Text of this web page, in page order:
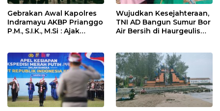
Gebrakan Awal Kapolres
Indramayu AKBP Prianggo
P.M., S.I.K., M.Si : Ajak
Wujudkan Kesejahteraan,
TNI AD Bangun Sumur Bor
Air Bersih di Haurgeulis